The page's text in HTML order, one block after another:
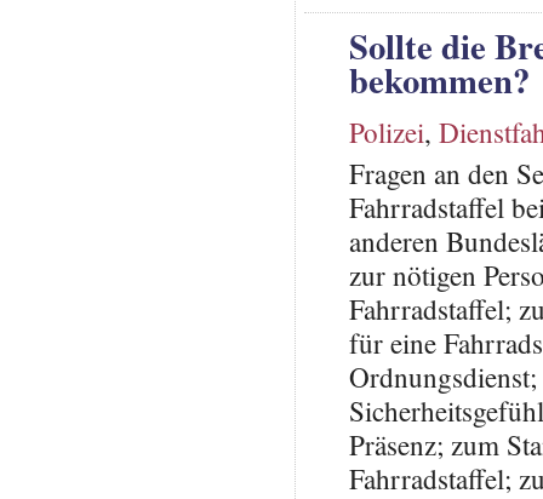
Sollte die
bekommen?
Polizei,
Fragen an den
Fahrradstaffel
anderen
zur nötigen
Fahrradstaffel;
für eine
Präsenz; zum
Fahrradstaffel;